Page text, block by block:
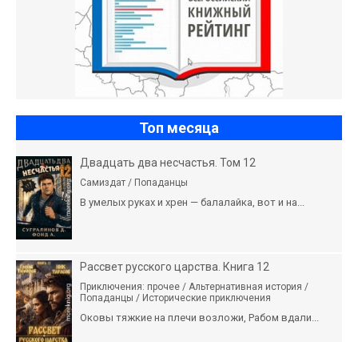
Топ месяца
Двадцать два несчастья. Том 12
Самиздат / Попаданцы
В умелых руках и хрен — балалайка, вот и на...
Рассвет русского царства. Книга 12
Приключения: прочее / Альтернативная история /
Попаданцы / Исторические приключения
Оковы тяжкие на плечи возложи, Рабом вдали...